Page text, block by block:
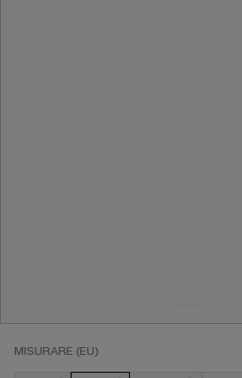
MISURARE (EU)